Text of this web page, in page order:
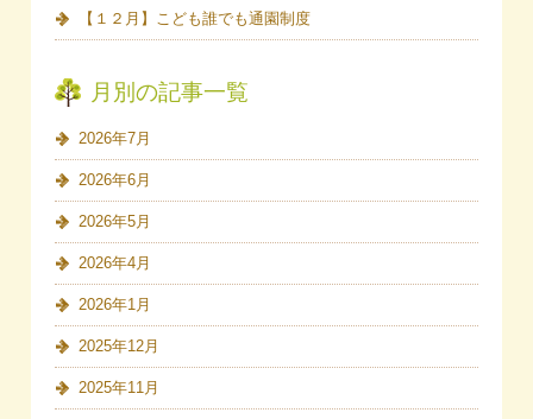
【１２月】こども誰でも通園制度
月別の記事一覧
2026年7月
2026年6月
2026年5月
2026年4月
2026年1月
2025年12月
2025年11月